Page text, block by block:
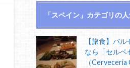
「スペイン」カテゴリの
【旅食】バ
なら「セルベ
（